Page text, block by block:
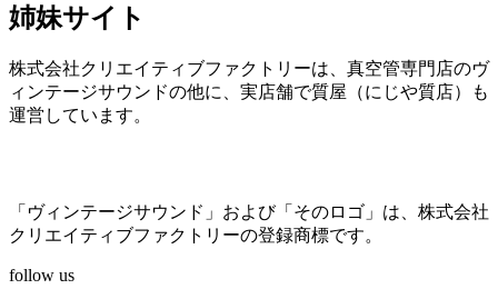
姉妹サイト
株式会社クリエイティブファクトリーは、真空管専門店のヴ
ィンテージサウンドの他に、実店舗で質屋（にじや質店）も
運営しています。
「ヴィンテージサウンド」および「そのロゴ」は、株式会社
クリエイティブファクトリーの登録商標です。
follow us